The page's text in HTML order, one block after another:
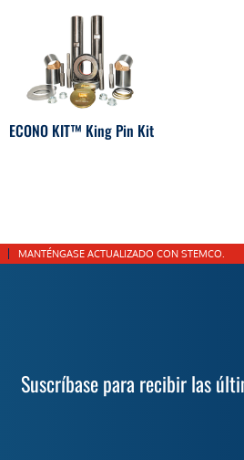
ECONO KIT™ King Pin Kit
MANTÉNGASE ACTUALIZADO CON STEMCO.
Suscríbase para recibir las